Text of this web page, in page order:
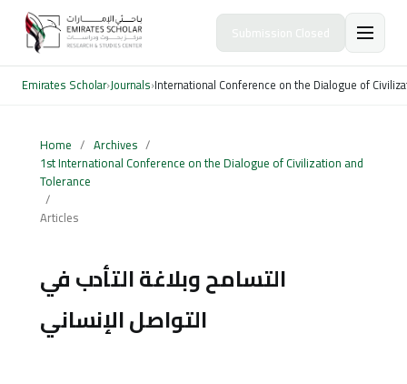
Emirates Scholar›Journals›International Conference on the Dialogue of
Home / Archives /
1st International Conference on the Dialogue of Civilization and
Tolerance
/
Articles
التسامح وبلاغة التأدب في
التواصل الإنساني